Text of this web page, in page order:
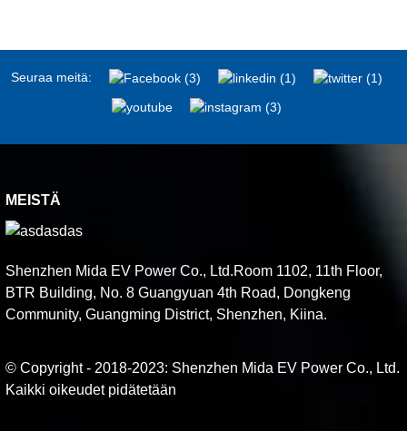
Seuraa meitä:
MEISTÄ
Shenzhen Mida EV Power Co., Ltd.Room 1102, 11th Floor,
BTR Building, No. 8 Guangyuan 4th Road, Dongkeng
Community, Guangming District, Shenzhen, Kiina.
© Copyright - 2018-2023: Shenzhen Mida EV Power Co., Ltd.
Kaikki oikeudet pidätetään